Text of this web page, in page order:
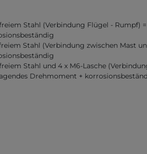
Stahl (Verbindung Flügel - Rumpf) =
Stahl (Verbindung zwischen Mast
Stahl und 4 x M6-Lasche
Drehmoment +